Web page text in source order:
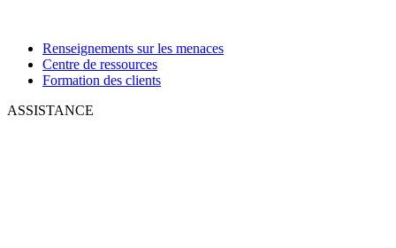
Renseignements sur les menaces
Centre de ressources
Formation des clients
ASSISTANCE